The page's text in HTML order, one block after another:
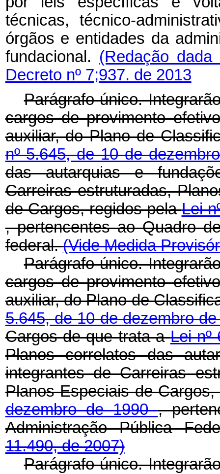
técnicas, técnico-
órgãos e entidades da
fundacional. (Redação
Decreto nº 7;937. de 2013
Parágrafo único.
cargos de provimento
auxiliar, do Plano de
nº 5.645, de 10 de
das autarquias e
Carreiras estruturadas,
de Cargos, regidos pelaLei
, pertencentes ao Quadro
federal.(Vide Medida
Parágrafo único.
cargos de provimento
auxiliar, do Plano de
5.645, de 10 de dezembro
Cargos de que trata aLei nº
Planos correlatos das
integrantes de Carreiras
Planos Especiais de
dezembro de 1990,
Administração Pública
11.490, de 2007)
Parágrafo único.